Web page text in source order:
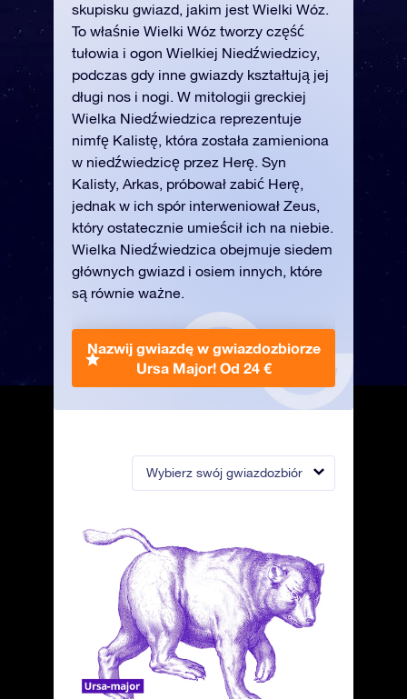
Wybierz swój gwiazdozbiór
skupisku gwiazd, jakim jest Wielki Wóz.
To właśnie Wielki Wóz tworzy część
tułowia i ogon Wielkiej Niedźwiedzicy,
podczas gdy inne gwiazdy kształtują jej
długi nos i nogi. W mitologii greckiej
Wielka Niedźwiedzica reprezentuje
nimfę Kalistę, która została zamieniona
w niedźwiedzicę przez Herę. Syn
Kalisty, Arkas, próbował zabić Herę,
jednak w ich spór interweniował Zeus,
który ostatecznie umieścił ich na niebie.
Wielka Niedźwiedzica obejmuje siedem
głównych gwiazd i osiem innych, które
są równie ważne.
Nazwij gwiazdę w gwiazdozbiorze
Ursa Major! Od 24 €